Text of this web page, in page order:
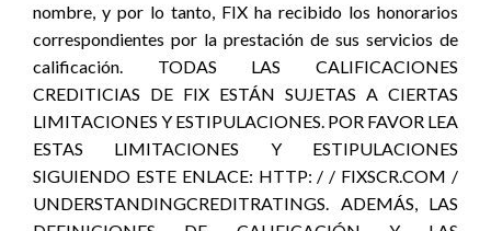
nombre, y por lo tanto, FIX ha recibido los honorarios
correspondientes por la prestación de sus servicios de
calificación. TODAS LAS CALIFICACIONES
CREDITICIAS DE FIX ESTÁN SUJETAS A CIERTAS
LIMITACIONES Y ESTIPULACIONES. POR FAVOR LEA
ESTAS LIMITACIONES Y ESTIPULACIONES
SIGUIENDO ESTE ENLACE: HTTP: / / FIXSCR.COM /
UNDERSTANDINGCREDITRATINGS. ADEMÁS, LAS